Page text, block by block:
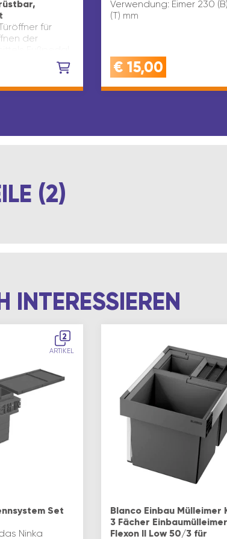
für
der
mit Fußpedal
Verwendung: Eimer 230 (B)
(T) mm
€ 15,00
(2)
2
ARTIKEL
Set
Ninka
Blanco Einbau Mülleimer
3 Fächer Einbaumülleimer
Flexon II Low 50/3 für